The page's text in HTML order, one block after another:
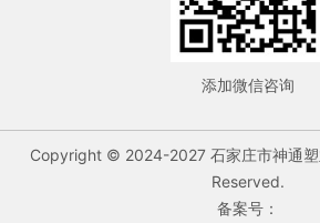
添加微信咨询
Copyright © 2024-2027 石家庄市神通塑
Reserved.
备案号：